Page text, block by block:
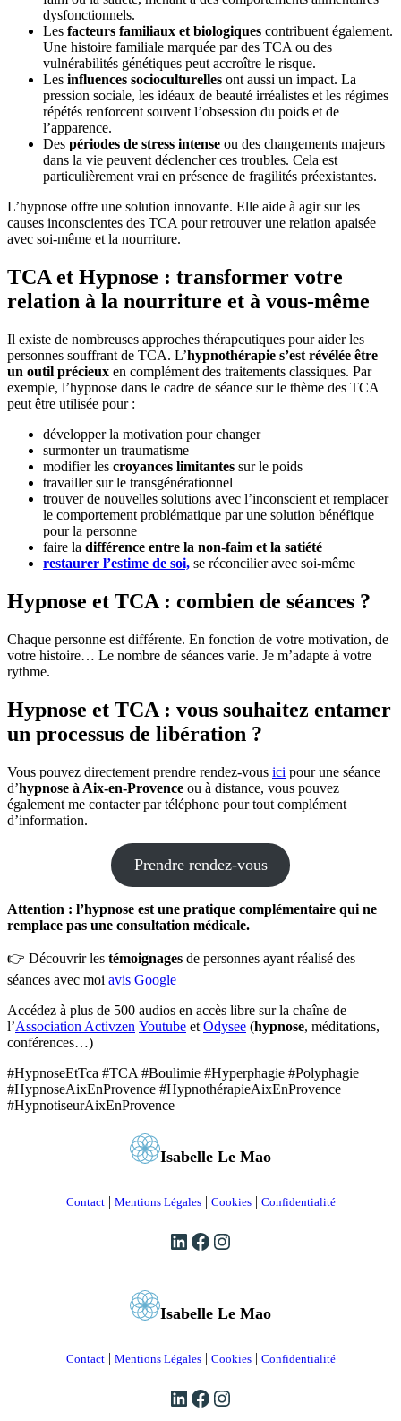
dysfonctionnels.
Les facteurs familiaux et biologiques contribuent également.
Une histoire familiale marquée par des TCA ou des
vulnérabilités génétiques peut accroître le risque.
Les influences socioculturelles ont aussi un impact. La
pression sociale, les idéaux de beauté irréalistes et les régimes
répétés renforcent souvent l’obsession du poids et de
l’apparence.
Des périodes de stress intense ou des changements majeurs
dans la vie peuvent déclencher ces troubles. Cela est
particulièrement vrai en présence de fragilités préexistantes.
L’hypnose offre une solution innovante. Elle aide à agir sur les
causes inconscientes des TCA pour retrouver une relation apaisée
avec soi-même et la nourriture.
TCA et Hypnose : transformer votre
relation à la nourriture et à vous-même
Il existe de nombreuses approches thérapeutiques pour aider les
personnes souffrant de TCA. L’hypnothérapie s’est révélée être
un outil précieux en complément des traitements classiques. Par
exemple, l’hypnose dans le cadre de séance sur le thème des TCA
peut être utilisée pour :
développer la motivation pour changer
surmonter un traumatisme
modifier les croyances limitantes sur le poids
travailler sur le transgénérationnel
trouver de nouvelles solutions avec l’inconscient et remplacer
le comportement problématique par une solution bénéfique
pour la personne
faire la différence entre la non-faim et la satiété
restaurer l’estime de soi, se réconcilier avec soi-même
Hypnose et TCA : combien de séances ?
Chaque personne est différente. En fonction de votre motivation, de
votre histoire… Le nombre de séances varie. Je m’adapte à votre
rythme.
Hypnose et TCA : vous souhaitez entamer
un processus de libération ?
Vous pouvez directement prendre rendez-vous ici pour une séance
d’hypnose à Aix-en-Provence ou à distance, vous pouvez
également me contacter par téléphone pour tout complément
d’information.
Prendre rendez-vous
Attention : l’hypnose est une pratique complémentaire qui ne
remplace pas une consultation médicale.
👉 Découvrir les témoignages de personnes ayant réalisé des
séances avec moi avis Google
Accédez à plus de 500 audios en accès libre sur la chaîne de
l’Association Activzen Youtube et Odysee (hypnose, méditations,
conférences…)
#HypnoseEtTca #TCA #Boulimie #Hyperphagie #Polyphagie
#HypnoseAixEnProvence #HypnothérapieAixEnProvence
#HypnotiseurAixEnProvence
Isabelle Le Mao
Contact| Mentions Légales| Cookies| Confidentialité
LinkedIn
Facebook
Instagram
Isabelle Le Mao
Contact| Mentions Légales| Cookies| Confidentialité
LinkedIn
Facebook
Instagram